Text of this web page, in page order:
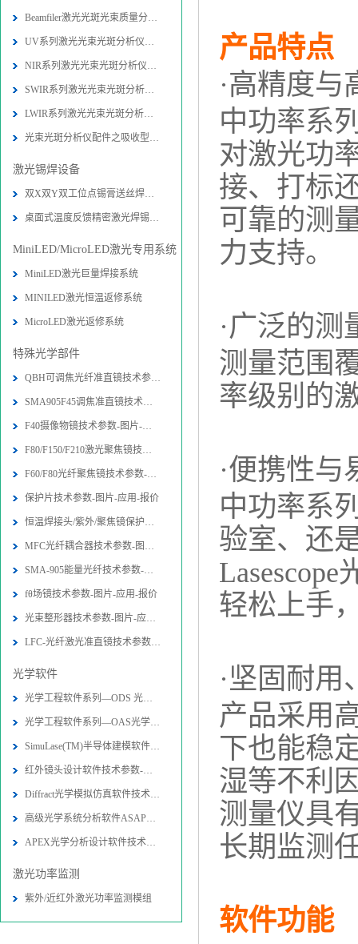
Beamfiler激光光斑光束质量分析仪技
UV系列激光光束光斑分析仪技术参数-
NIR系列激光光束光斑分析仪技术参数
SWIR系列激光光束光斑分析仪技术参数
LWIR系列激光光束光斑分析仪技术参数
光束光斑分析仪配件之吸收型衰减器技
激光锡焊设备
双X双Y双工位点锡膏送丝焊接机设备-
桌面式温度反馈精密激光焊锡系统图片
MiniLED/MicroLED激光专用系统
MiniLED激光巨量焊接系统
MINILED激光恒温返修系统
MicroLED激光返修系统
特殊光学部件
QBH可调焦光纤准直镜技术参数-图片-
SMA905F45调焦准直镜技术参数-图片
F40摄像物镜技术参数-图片-应用-报价
F80/F150/F210激光聚焦镜技术参数-
F60/F80光纤聚焦镜技术参数-图片-应
保护片技术参数-图片-应用-报价
恒温焊接头/紫外/聚焦镜保护片技术参
MFC光纤耦合器技术参数-图片-应用-报
SMA-905能量光纤技术参数-图片-应用
fθ场镜技术参数-图片-应用-报价
光束整形器技术参数-图片-应用-报价
LFC-光纤激光准直镜技术参数-图片-应
光学软件
光学工程软件系列—ODS 光学设计软件
光学工程软件系列—OAS光学软件
SimuLase(TM)半导体建模软件技术参
红外镜头设计软件技术参数-图片-应用
Diffract光学模拟仿真软件技术参数
高级光学系统分析软件ASAP技术参数-
APEX光学分析设计软件技术参数-图片
激光功率监测
紫外/近红外激光功率监测模组
产品特点
·高精度与
中功率系
对激光功
接、打标
可靠的测
力支持。
·广泛的测
测量范围
率级别的
·便携性与
中功率系
验室、还
轻松上手
·坚固耐用
产品采用
下也能稳
湿等不利
测量仪具
长期监测
软件功能